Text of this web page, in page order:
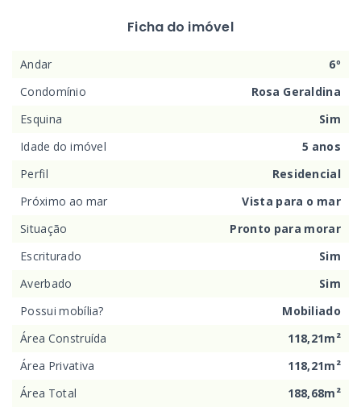
Ficha do imóvel
Andar
6º
Condomínio
Rosa Geraldina
Esquina
Sim
Idade do imóvel
5 anos
Perfil
Residencial
Próximo ao mar
Vista para o mar
Situação
Pronto para morar
Escriturado
Sim
Averbado
Sim
Possui mobília?
Mobiliado
Área Construída
118,21m²
Área Privativa
118,21m²
Área Total
188,68m²